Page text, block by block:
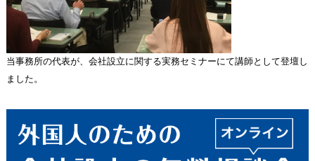
当事務所の代表が、会社設立に関する実務セミナーにて講師として登壇し
ました。